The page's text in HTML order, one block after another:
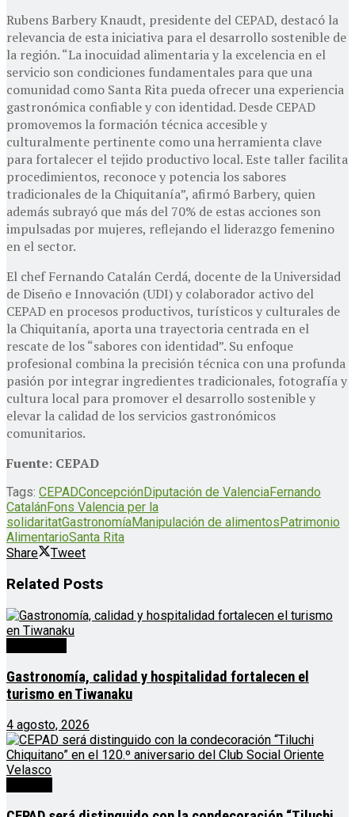
Rubens Barbery Knaudt, presidente del CEPAD, destacó la
relevancia de esta iniciativa para el desarrollo sostenible de
la región. “La inocuidad alimentaria y la excelencia en el
servicio son condiciones fundamentales para que una
comunidad como Santa Rita pueda ofrecer una experiencia
gastronómica confiable y con identidad. Desde CEPAD
promovemos la formación técnica accesible y
culturalmente pertinente como una herramienta clave
para fortalecer el tejido productivo local. Este taller facilita
procedimientos, reconoce y potencia los sabores
tradicionales de la Chiquitanía”, afirmó Barbery, quien
además subrayó que más del 70% de estas acciones son
impulsadas por mujeres, reflejando el liderazgo femenino
en el sector.
El chef Fernando Catalán Cerdá, docente de la Universidad
de Diseño e Innovación (UDI) y colaborador activo del
CEPAD en procesos productivos, turísticos y culturales de
la Chiquitanía, aporta una trayectoria centrada en el
rescate de los “sabores con identidad”. Su enfoque
profesional combina la precisión técnica con una profunda
pasión por integrar ingredientes tradicionales, fotografía y
cultura local para promover el desarrollo sostenible y
elevar la calidad de los servicios gastronómicos
comunitarios.
Fuente: CEPAD
Tags: CEPADConcepciónDiputación de ValenciaFernando
CatalánFons Valencia per la
solidaritatGastronomíaManipulación de alimentos Patrimonio
AlimentarioSanta Rita
Share
Tweet
Related Posts
Gastronomía, calidad y hospitalidad fortalecen el
turismo en Tiwanaku
4 agosto, 2026